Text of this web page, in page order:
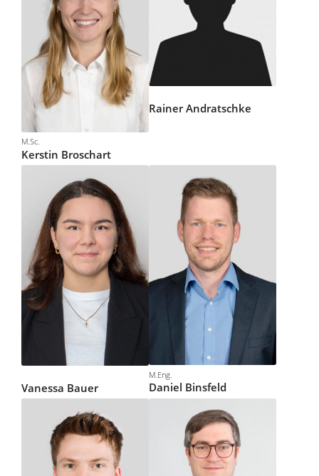
M.Sc.
Kerstin Broschart
Rainer Andratschke
Vanessa Bau­er
M.Eng.
Daniel Binsfeld